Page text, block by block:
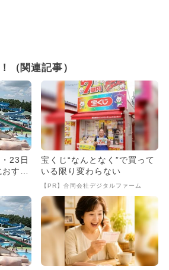
（関連記事）
23日
すす
宝くじ“なんとなく”で買って
いる限り変わらない
【PR】合同会社デジタルファーム